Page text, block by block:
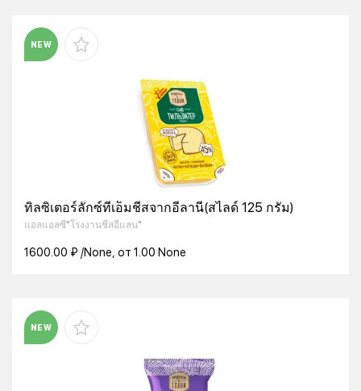
NEW
ทิลซิเตอร์ลักซ์ทีเอ็มชีสจากอีลานี่(สไลด์ 125 กรัม)
แอลแอลซี"โรงงานชีสอีแลน"
1600.00 ₽ /None, от 1.00 None
NEW